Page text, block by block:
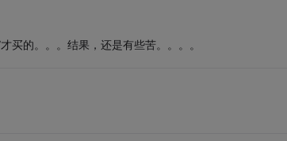
买的。。。结果，还是有些苦。。。。